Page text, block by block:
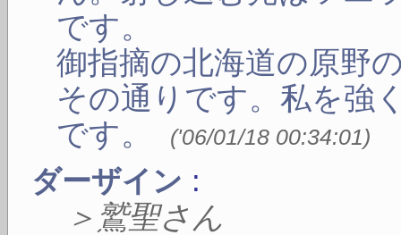
です。
御指摘の北海道の原野
その通りです。私を強
です。
('06/01/18 00:34:01)
ダーザイン :
＞鷲聖さん